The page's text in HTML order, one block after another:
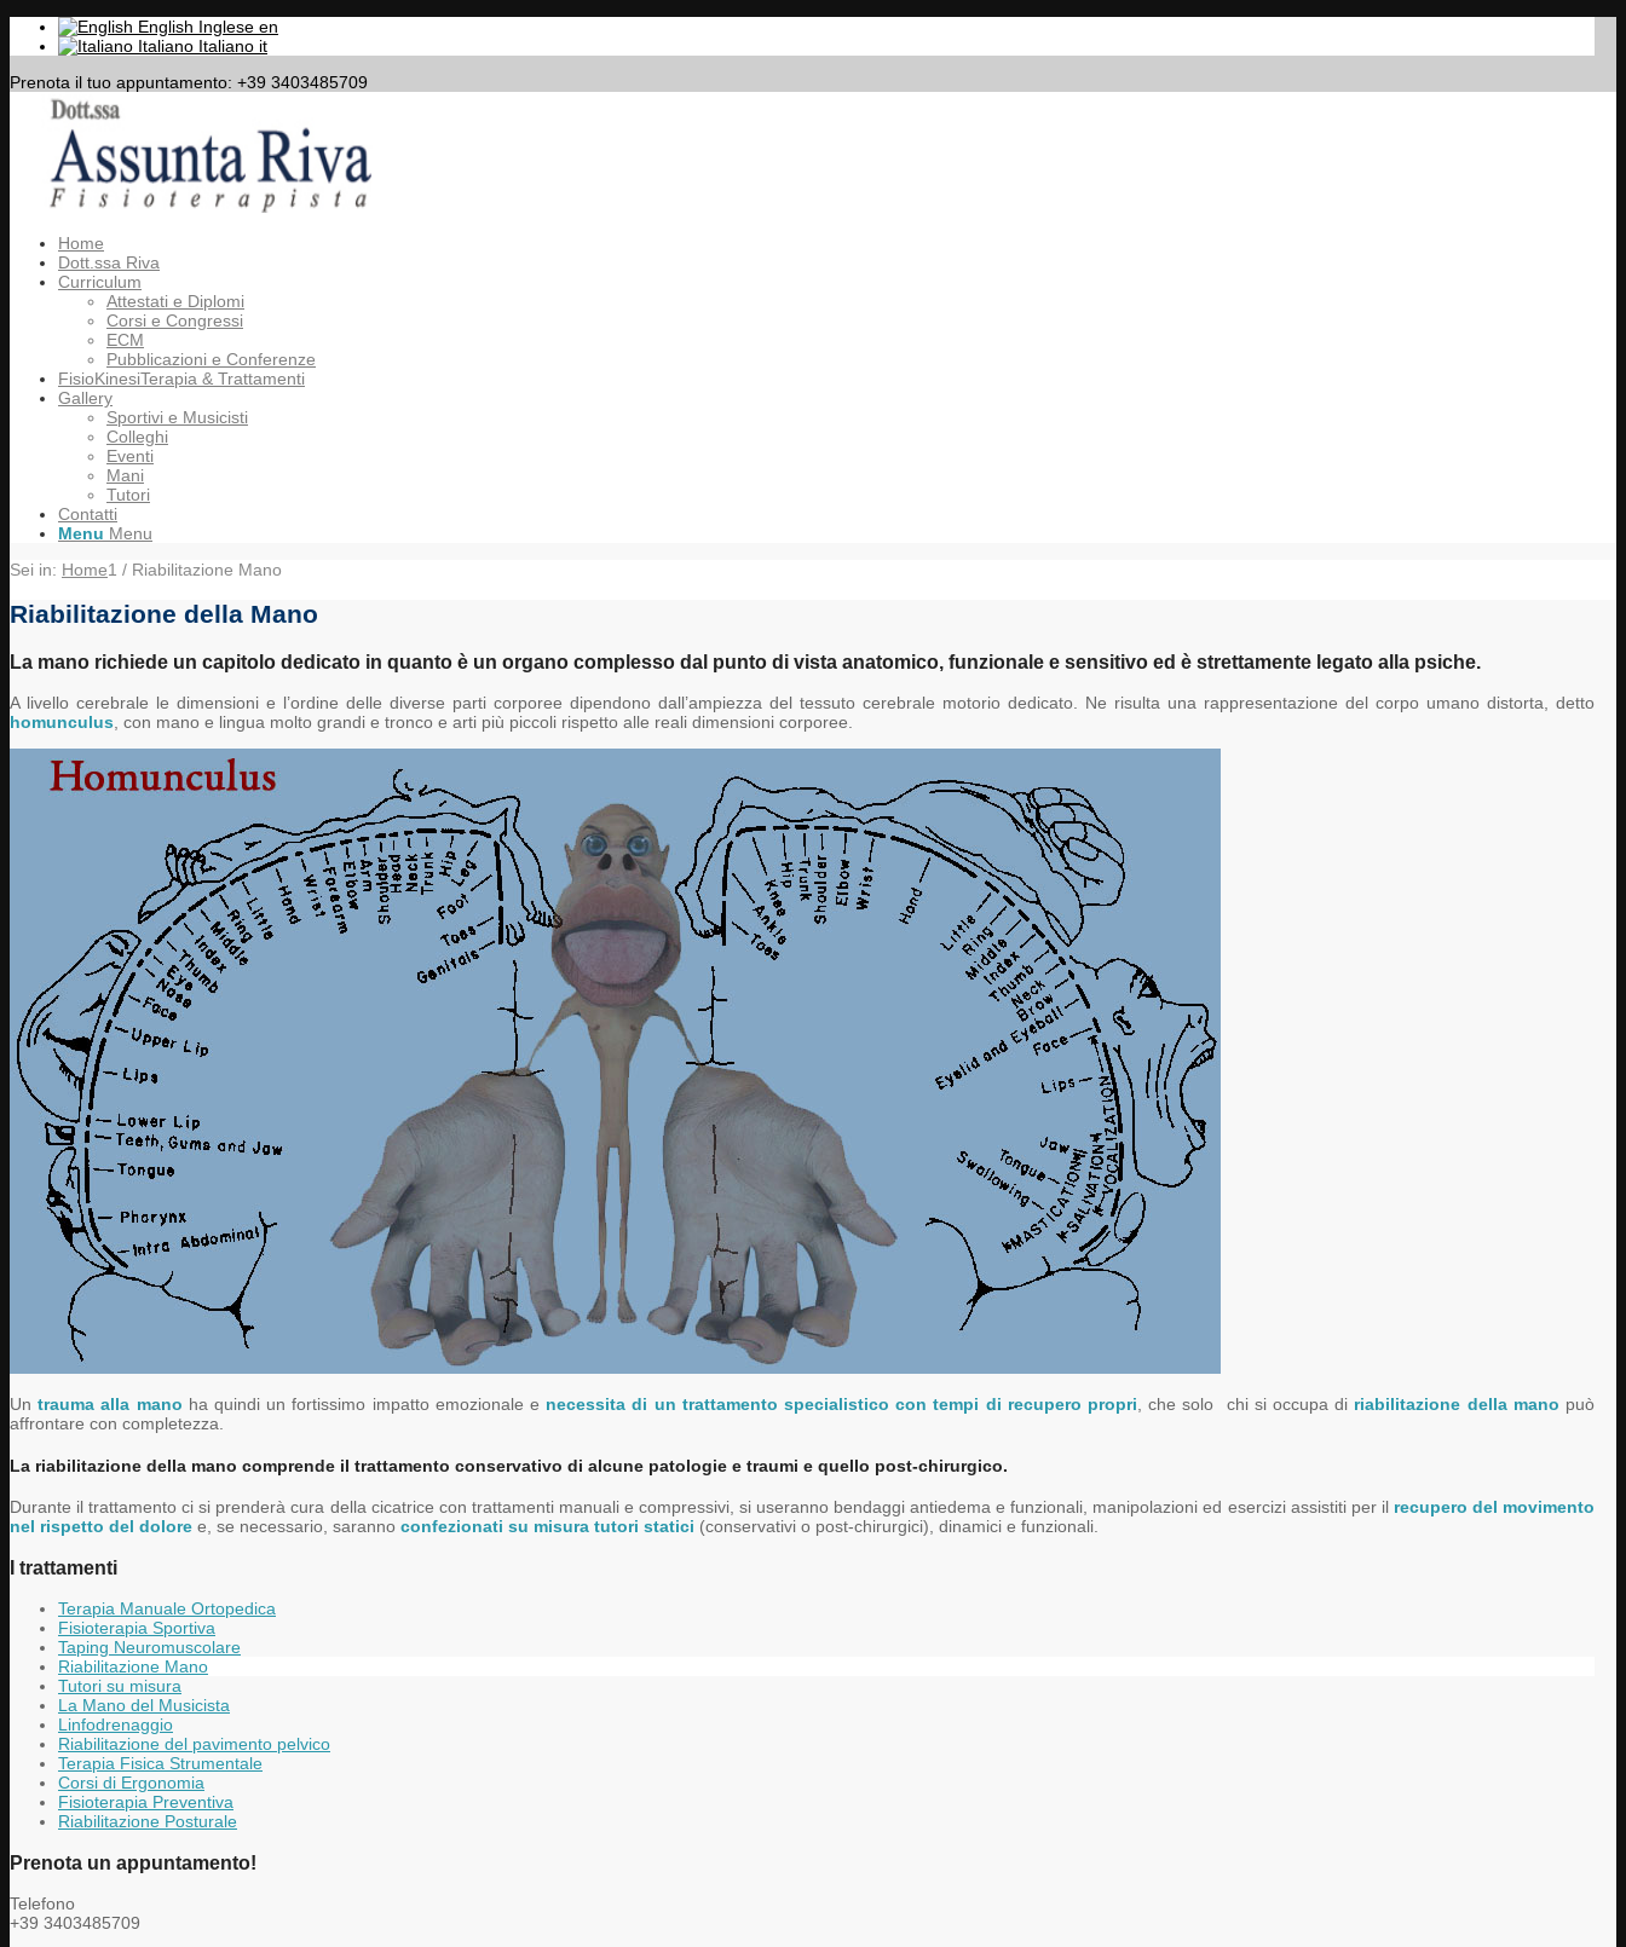
English Inglese en
Italiano Italiano it
Prenota il tuo appuntamento: +39 3403485709
Home
Dott.ssa Riva
Curriculum
Attestati e Diplomi
Corsi e Congressi
ECM
Pubblicazioni e Conferenze
FisioKinesiTerapia & Trattamenti
Gallery
Sportivi e Musicisti
Colleghi
Eventi
Mani
Tutori
Contatti
Menu Menu
Sei in: Home1 / Riabilitazione Mano
Riabilitazione della Mano
La mano richiede un capitolo dedicato in quanto è un organo complesso dal punto di vista anatomico, funzionale e sensitivo ed è strettamente legato alla psiche.
A livello cerebrale le dimensioni e l’ordine delle diverse parti corporee dipendono dall’ampiezza del tessuto cerebrale motorio dedicato. Ne risulta una rappresentazione del corpo umano distorta, detto
homunculus, con mano e lingua molto grandi e tronco e arti più piccoli rispetto alle reali dimensioni corporee.
Untrauma alla mano ha quindi un fortissimo impatto emozionale e necessita di un trattamento specialistico con tempi di recupero propri, che solo chi si occupa di riabilitazione della mano può
affrontare con completezza.
La riabilitazione della mano comprende il trattamento conservativo di alcune patologie e traumi e quello post-chirurgico.
Durante il trattamento ci si prenderà cura della cicatrice con trattamenti manuali e compressivi, si useranno bendaggi antiedema e funzionali, manipolazioni ed esercizi assistiti per ilrecupero del movimento
nel rispetto del dolore e, se necessario, saranno confezionati su misura tutori statici (conservativi o post-chirurgici), dinamici e funzionali.
I trattamenti
Terapia Manuale Ortopedica
Fisioterapia Sportiva
Taping Neuromuscolare
Riabilitazione Mano
Tutori su misura
La Mano del Musicista
Linfodrenaggio
Riabilitazione del pavimento pelvico
Terapia Fisica Strumentale
Corsi di Ergonomia
Fisioterapia Preventiva
Riabilitazione Posturale
Prenota un appuntamento!
Telefono
+39 3403485709